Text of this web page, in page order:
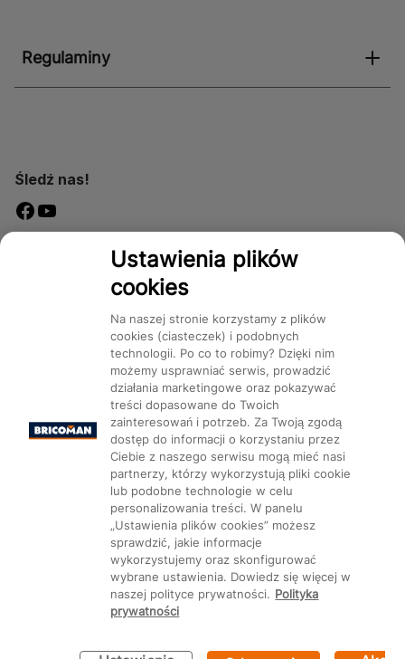
Regulaminy
Śledź nas!
Dostępność
Kategorie Produkty Marki CMS
Ustawienia plików cookie
Ustawienia plików
cookies
Na naszej stronie korzystamy z plików
cookies (ciasteczek) i podobnych
technologii. Po co to robimy? Dzięki nim
możemy usprawniać serwis, prowadzić
działania marketingowe oraz pokazywać
treści dopasowane do Twoich
zainteresowań i potrzeb. Za Twoją zgodą
dostęp do informacji o korzystaniu przez
Ciebie z naszego serwisu mogą mieć nasi
partnerzy, którzy wykorzystują pliki cookie
lub podobne technologie w celu
personalizowania treści. W panelu
„Ustawienia plików cookies” możesz
sprawdzić, jakie informacje
wykorzystujemy oraz skonfigurować
wybrane ustawienia. Dowiedz się więcej w
naszej polityce prywatności. Polityka
prywatności